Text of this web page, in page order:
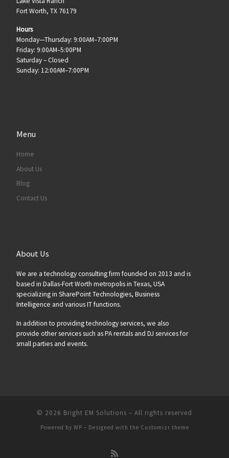
Fort Worth, TX 76179
Hours
Monday—Thursday: 9:00AM–7:00PM
Friday: 9:00AM–5:00PM
Saturday – Closed
Sunday: 12:00AM–7:00PM
Menu
Home
About Us
Blog
Contact Us
About Us
We are a technology consulting firm founded on 2013 and is
based in Dallas-Fort Worth metropolis in Texas, USA
specializing in SharePoint Technologies, Business
Intelligence and various IT functions.
In addition to providing technology services, we also
provide other services such as PA rentals and DJ services for
small parties and events.
© 2026 Bright EM Solutions – All rights reserved
Powered by WP – Designed with the Customizr theme